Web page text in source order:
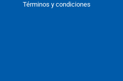
Términos y condiciones